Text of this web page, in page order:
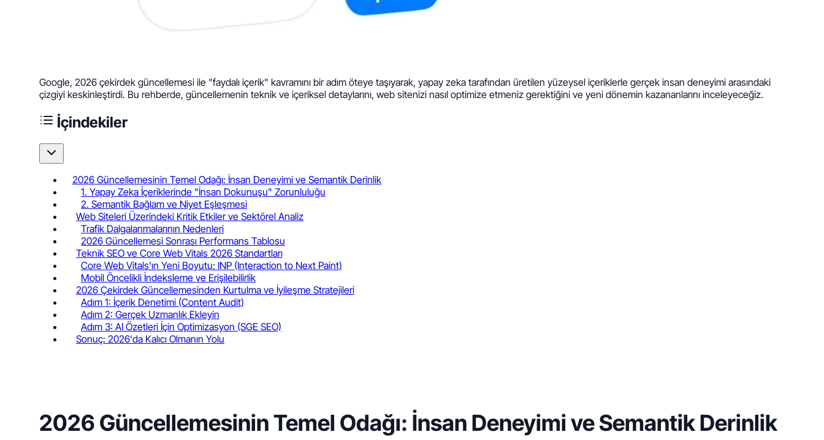
Google, 2026 çekirdek güncellemesi ile "faydalı içerik" kavramını bir adım öteye taşıyarak, yapay zeka tarafından üretilen yüzeysel içeriklerle gerçek insan deneyimi arasındaki
çizgiyi keskinleştirdi. Bu rehberde, güncellemenin teknik ve içeriksel detaylarını, web sitenizi nasıl optimize etmeniz gerektiğini ve yeni dönemin kazananlarını inceleyeceğiz.
İçindekiler
2026 Güncellemesinin Temel Odağı: İnsan Deneyimi ve Semantik Derinlik
1. Yapay Zeka İçeriklerinde "İnsan Dokunuşu" Zorunluluğu
2. Semantik Bağlam ve Niyet Eşleşmesi
Web Siteleri Üzerindeki Kritik Etkiler ve Sektörel Analiz
Trafik Dalgalanmalarının Nedenleri
2026 Güncellemesi Sonrası Performans Tablosu
Teknik SEO ve Core Web Vitals 2026 Standartları
Core Web Vitals'ın Yeni Boyutu: INP (Interaction to Next Paint)
Mobil Öncelikli İndeksleme ve Erişilebilirlik
2026 Çekirdek Güncellemesinden Kurtulma ve İyileşme Stratejileri
Adım 1: İçerik Denetimi (Content Audit)
Adım 2: Gerçek Uzmanlık Ekleyin
Adım 3: AI Özetleri İçin Optimizasyon (SGE SEO)
Sonuç: 2026'da Kalıcı Olmanın Yolu
2026 Güncellemesinin Temel Odağı: İnsan Deneyimi ve Semantik Derinlik